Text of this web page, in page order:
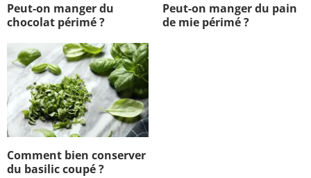
Peut-on manger du
chocolat périmé ?
Peut-on manger du pain
de mie périmé ?
Comment bien conserver
du basilic coupé ?